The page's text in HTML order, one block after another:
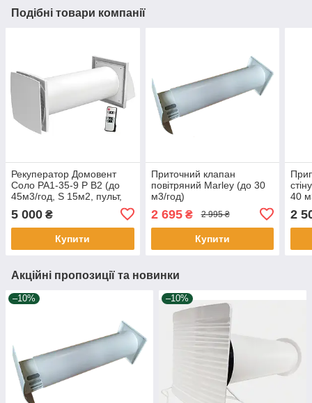
Подібні товари компанії
Рекуператор Домовент
Соло РА1-35-9 Р В2 (до
45м3/год, S 15м2, пульт,
5 000 ₴
Купити
Приточний клапан
повітряний Marley (до 30
м3/год)
2 695₴ 2 995 ₴
Купити
40
2
Акційні пропозиції та новинки
–10% –10%